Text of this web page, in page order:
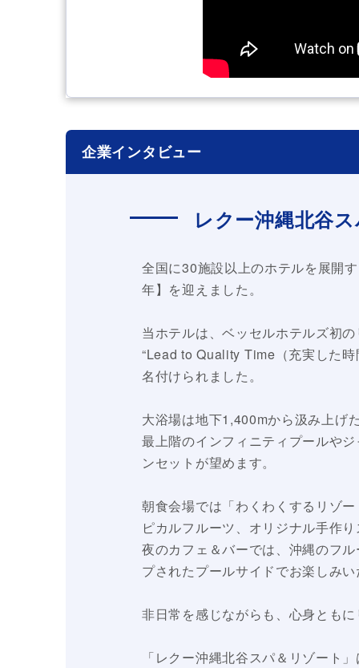
企業インタビュー
レクー沖縄北谷
全国に30施設以上のホテルを展開
年】を迎えました。
当ホテルは、ベッセルホテルズ初
“Lead to Quality Time（充実した
名付けられました。
大浴場は地下1,400mから汲み上げ
最上階のインフィニティプールや
ンセットが望めます。
朝食会場では「わくわくするリゾ
ピカルフルーツ、オリジナル手作
夜のカフェ＆バーでは、沖縄のフ
プされたプールサイドでお楽しみ
非日常を感じながらも、心身とも
「レクー沖縄北谷スパ＆リゾート